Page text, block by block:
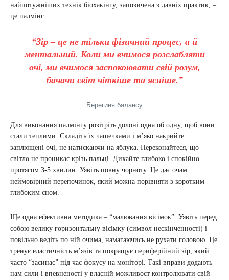
найпотужніших технік біохакінгу, запозичена з давніх практик, –
це палмінг.
“Зір – це не тільки фізичний процес, а й
ментальний. Коли ми вчимося розслабляти
очі, ми вчимося заспокоювати свій розум,
бачачи світ чіткіше та ясніше.”
Берегиня балансу
Для виконання палмінгу розітріть долоні одна об одну, щоб вони
стали теплими. Складіть їх чашечками і м’яко накрийте
заплющені очі, не натискаючи на яблука. Переконайтеся, що
світло не проникає крізь пальці. Дихайте глибоко і спокійно
протягом 3-5 хвилин. Уявіть повну чорноту. Це дає очам
неймовірний перепочинок, який можна порівняти з коротким
глибоким сном.
Ще одна ефективна методика – “малювання вісімок”. Уявіть перед
собою велику горизонтальну вісімку (символ нескінченності) і
повільно ведіть по ній очима, намагаючись не рухати головою. Це
тренує еластичність м’язів та покращує периферійний зір, який
часто “засинає” під час фокусу на моніторі. Такі вправи додають
нам сили і впевненості у власній можливост контролювати свій